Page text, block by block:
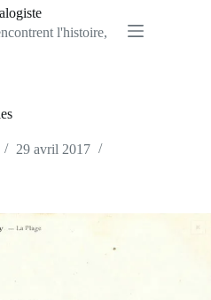
l'histoire,
29 avril 2017